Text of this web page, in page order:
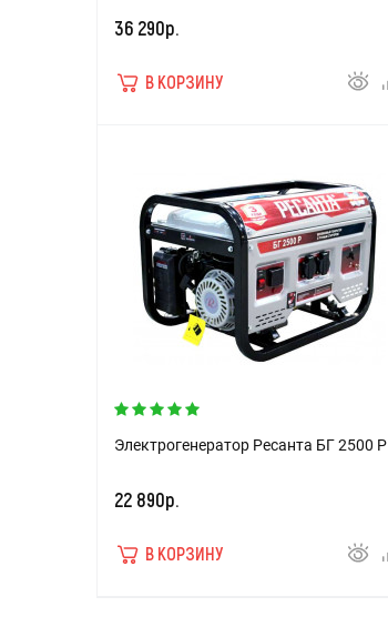
36 290р.
В КОРЗИНУ
Электрогенератор Ресанта БГ 2500 Р
22 890р.
В КОРЗИНУ